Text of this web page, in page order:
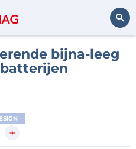
Zoeken
bijna-leeg
+